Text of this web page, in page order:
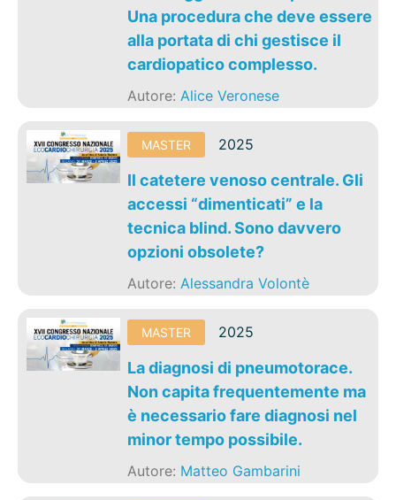
Una procedura che deve essere
alla portata di chi gestisce il
cardiopatico complesso.
Autore:Alice Veronese
MASTER 2025
Il catetere venoso centrale. Gli
accessi “dimenticati” e la
tecnica blind. Sono davvero
opzioni obsolete?
Autore:Alessandra Volontè
MASTER 2025
La diagnosi di pneumotorace.
Non capita frequentemente ma
è necessario fare diagnosi nel
minor tempo possibile.
Autore: Matteo Gambarini